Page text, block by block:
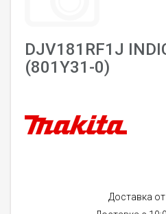
DJV181RF1J
(801Y31-0)
Доставка от